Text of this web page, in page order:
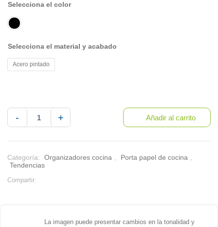
color
material y acabado
Acero pintado
-
Soporte
cantidad
+ Añadir al carrito
Categoría: Organizadores cocina , Porta papel de cocina ,
Tendencias
Compartir:
La imagen puede presentar cambios en la tonalidad y